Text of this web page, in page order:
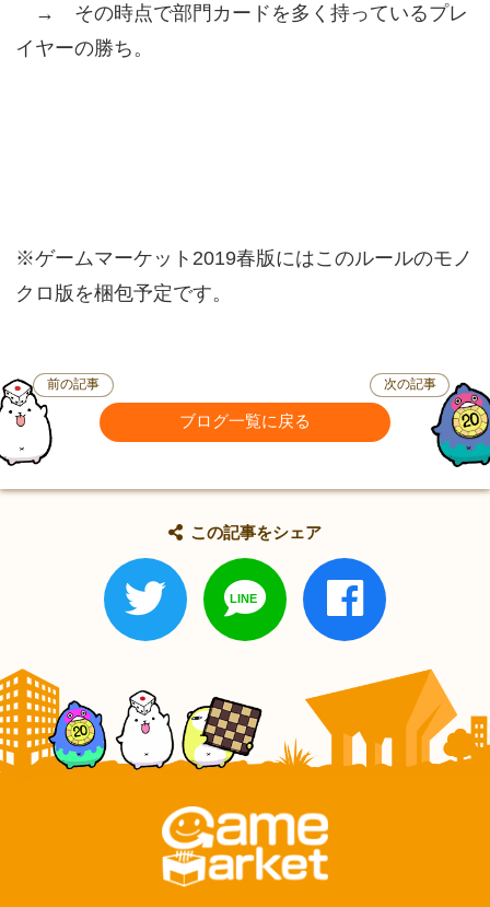
→ その時点で部門カードを多く持っているプレ
イヤーの勝ち。
※ゲームマーケット2019春版にはこのルールのモノ
クロ版を梱包予定です。
前の記事
ブログ一覧に戻る
次の記事
この記事をシェア